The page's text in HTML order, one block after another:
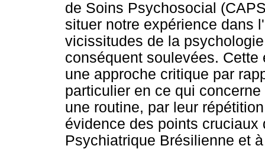
de Soins Psychosocial
situer notre expérience dans
vicissitudes de la
conséquent soulevées.
une approche critique par
particulier en ce qui
une routine, par leur
évidence des points
Psychiatrique Brésilienne et